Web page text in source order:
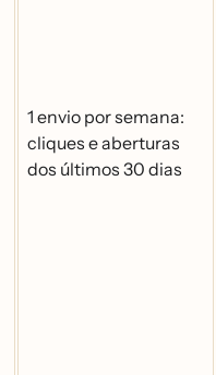
1 envio por semana:
cliques e aberturas
dos últimos 30 dias